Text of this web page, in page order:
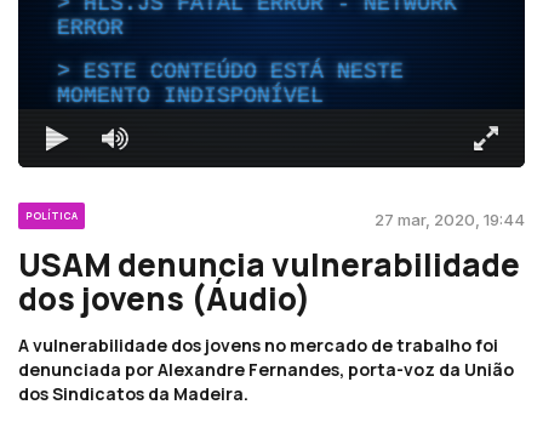
ERROR
ESTE CONTEÚDO ESTÁ NESTE
MOMENTO INDISPONÍVEL
POLÍTICA 27 mar, 2020, 19:44
USAM denuncia vulnerabilidade
dos jovens (Áudio)
A vulnerabilidade dos jovens no mercado de trabalho foi
denunciada por Alexandre Fernandes, porta-voz da União
dos Sindicatos da Madeira.